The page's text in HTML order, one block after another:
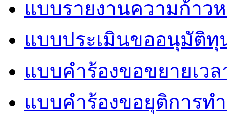
แบบรายงานความก้าว
แบบประเมินขออนุมัติทุ
แบบคำร้องขอขยายเว
แบบคำร้องขอยุติการท